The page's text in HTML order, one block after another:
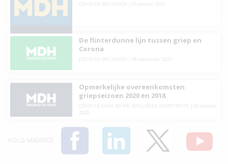
COVID-19, INFLUENZA 05 januari 2021
De flinterdunne lijn tussen griep en
Corona
COVID-19, INFLUENZA 08 november 2020
Opmerkelijke overeenkomsten
griepseizoen 2020 en 2018
COVID-19, DATA-R0-IFR INFLUENZA OVERSTERFTE
04 oktober
2020